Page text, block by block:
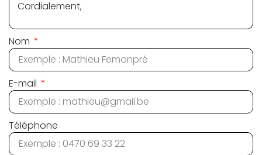
Nom
E-mail
Téléphone